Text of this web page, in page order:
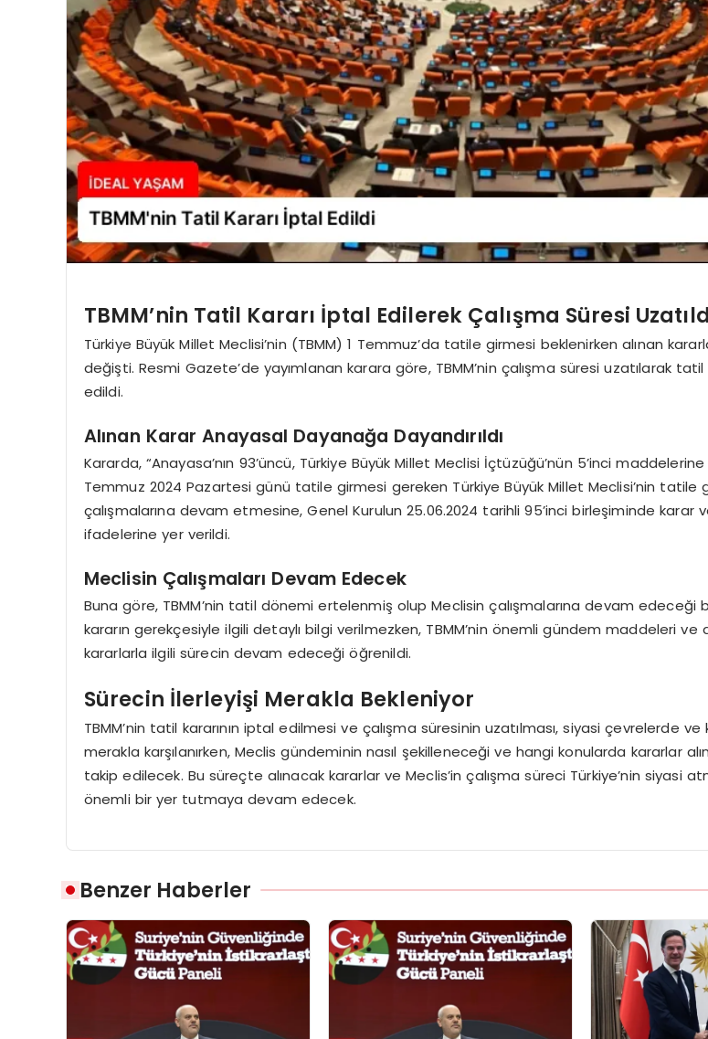
TBMM’nin Tatil Kararı İptal Edilerek Çalışma Süresi
Türkiye Büyük Millet Meclisi’nin (TBMM) 1 Temmuz’da tatile girmesi beklenirken alınan
değişti. Resmi Gazete’de yayımlanan karara göre, TBMM’nin çalışma süresi uzatılarak tatil
edildi.
Alınan Karar Anayasal Dayanağa Dayandırıldı
Kararda, “Anayasa’nın 93’üncü, Türkiye Büyük Millet Meclisi İçtüzüğü’nün 5’inci maddelerine
Temmuz 2024 Pazartesi günü tatile girmesi gereken Türkiye Büyük Millet Meclisi’nin tatile
çalışmalarına devam etmesine, Genel Kurulun 25.06.2024 tarihli 95’inci birleşiminde karar
ifadelerine yer verildi.
Meclisin Çalışmaları Devam Edecek
Buna göre, TBMM’nin tatil dönemi ertelenmiş olup Meclisin çalışmalarına devam edeceği
kararın gerekçesiyle ilgili detaylı bilgi verilmezken, TBMM’nin önemli gündem maddeleri ve
kararlarla ilgili sürecin devam edeceği öğrenildi.
Sürecin İlerleyişi Merakla Bekleniyor
TBMM’nin tatil kararının iptal edilmesi ve çalışma süresinin uzatılması, siyasi çevrelerde
merakla karşılanırken, Meclis gündeminin nasıl şekilleneceği ve hangi konularda kararlar
takip edilecek. Bu süreçte alınacak kararlar ve Meclis’in çalışma süreci Türkiye’nin siyasi
önemli bir yer tutmaya devam edecek.
Benzer Haberler